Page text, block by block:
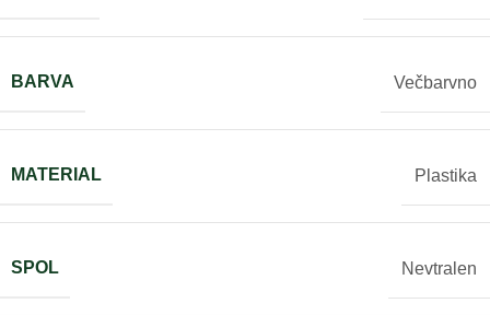
BARVA Večbarvno
MATERIAL Plastika
SPOL Nevtralen